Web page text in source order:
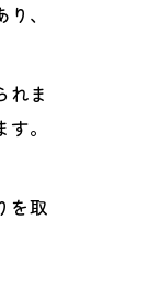
、
れま
。
を取